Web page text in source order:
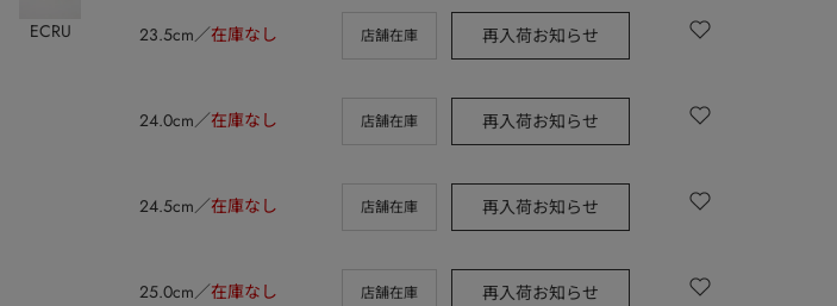
ECRU 23.5cm 在庫なし 店舗在庫 再入荷お知らせ
24.0cm 在庫なし 店舗在庫 再入荷お知らせ
24.5cm 在庫なし 店舗在庫 再入荷お知らせ
25.0cm 在庫なし 店舗在庫 再入荷お知らせ